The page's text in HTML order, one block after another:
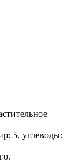
5, углеводы: